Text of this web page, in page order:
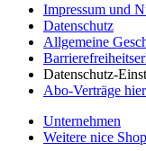
Impressum und
Datenschutz
Allgemeine
Datenschutz-
Abo-Verträge
Unternehmen
Weitere nice